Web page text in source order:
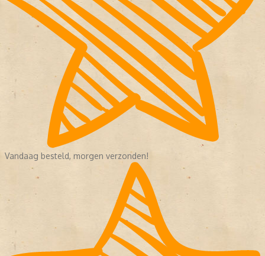
Vandaag besteld, morgen verzonden!